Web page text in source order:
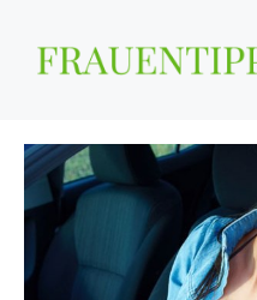
Inhalt
springen